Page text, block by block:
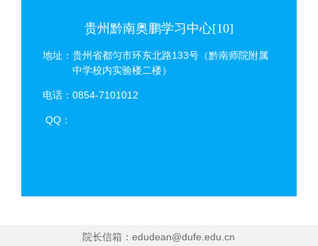
贵州黔南奥鹏学习中心[10]
地址：贵州省都匀市环东北路133号（黔南师院附属
中学校内实验楼二楼）
电话：0854-7101012
QQ：
院长信箱：edudean@dufe.edu.cn